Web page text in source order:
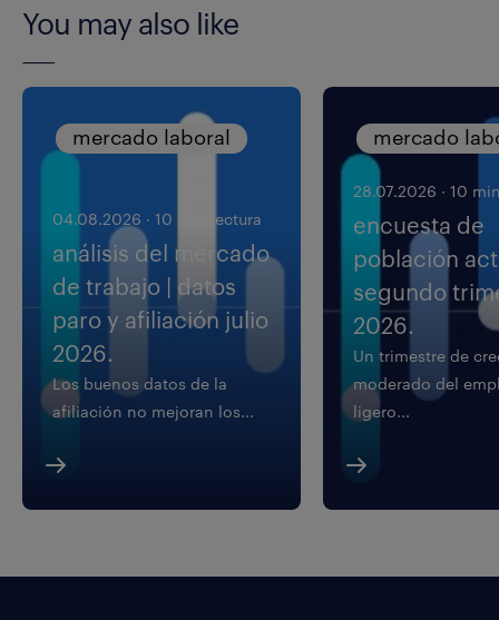
You may also like
mercado laboral
04.08.2026 · 10 min lectura
análisis del mercado
de trabajo | datos
paro y afiliación julio
2026.
Los buenos datos de la
afiliación no mejoran los...
mercado
28.07.2026 · 10
encuesta de
población
segundo
2026.
Un trimestre de
moderado del
ligero...